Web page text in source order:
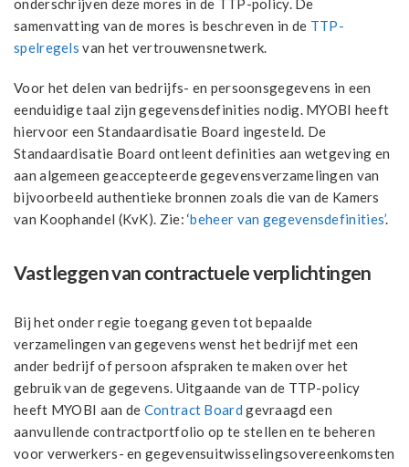
onderschrijven deze mores in de TTP-policy. De
samenvatting van de mores is beschreven in de TTP-
spelregels van het vertrouwensnetwerk.
Voor het delen van bedrijfs- en persoonsgegevens in een
eenduidige taal zijn gegevensdefinities nodig. MYOBI heeft
hiervoor een Standaardisatie Board ingesteld. De
Standaardisatie Board ontleent definities aan wetgeving en
aan algemeen geaccepteerde gegevensverzamelingen van
bijvoorbeeld authentieke bronnen zoals die van de Kamers
van Koophandel (KvK). Zie: ‘beheer van gegevensdefinities’.
Vastleggen van contractuele verplichtingen
Bij het onder regie toegang geven tot bepaalde
verzamelingen van gegevens wenst het bedrijf met een
ander bedrijf of persoon afspraken te maken over het
gebruik van de gegevens. Uitgaande van de TTP-policy
heeft MYOBI aan de Contract Board gevraagd een
aanvullende contractportfolio op te stellen en te beheren
voor verwerkers- en gegevensuitwisselingsovereenkomsten